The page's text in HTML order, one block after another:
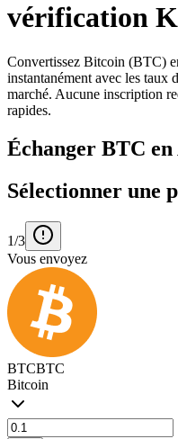
vérification
Convertissez Bitcoin (BTC)
instantanément avec les taux
marché. Aucune inscription
rapides.
Échanger BTC
Sélectionner une
1/3
Vous envoyez
BTCBTC
Bitcoin